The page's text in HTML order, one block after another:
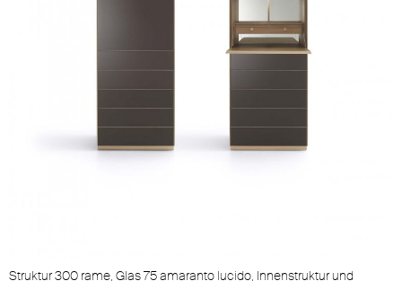
Struktur 300 rame, Glas 75 amaranto lucido, Innenstruktur und